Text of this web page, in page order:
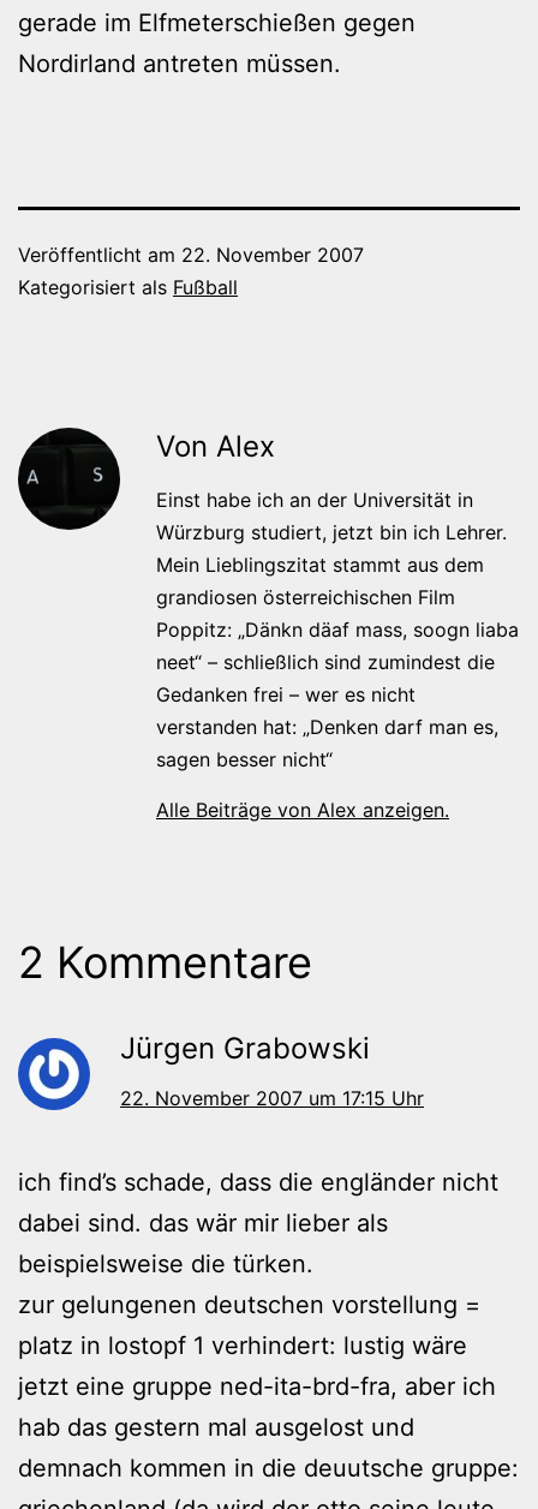
gerade im Elfmeterschießen gegen
Nordirland antreten müssen.
Veröffentlicht am 22. November 2007
Kategorisiert als Fußball
Von Alex
Einst habe ich an der Universität in
Würzburg studiert, jetzt bin ich Lehrer.
Mein Lieblingszitat stammt aus dem
grandiosen österreichischen Film
Poppitz: „Dänkn däaf mass, soogn liaba
neet“ – schließlich sind zumindest die
Gedanken frei – wer es nicht
verstanden hat: „Denken darf man es,
sagen besser nicht“
Alle Beiträge von Alex anzeigen.
2 Kommentare
Jürgen Grabowski
22. November 2007 um 17:15 Uhr
ich find’s schade, dass die engländer nicht
dabei sind. das wär mir lieber als
beispielsweise die türken.
zur gelungenen deutschen vorstellung =
platz in lostopf 1 verhindert: lustig wäre
jetzt eine gruppe ned-ita-brd-fra, aber ich
hab das gestern mal ausgelost und
demnach kommen in die deuutsche gruppe: